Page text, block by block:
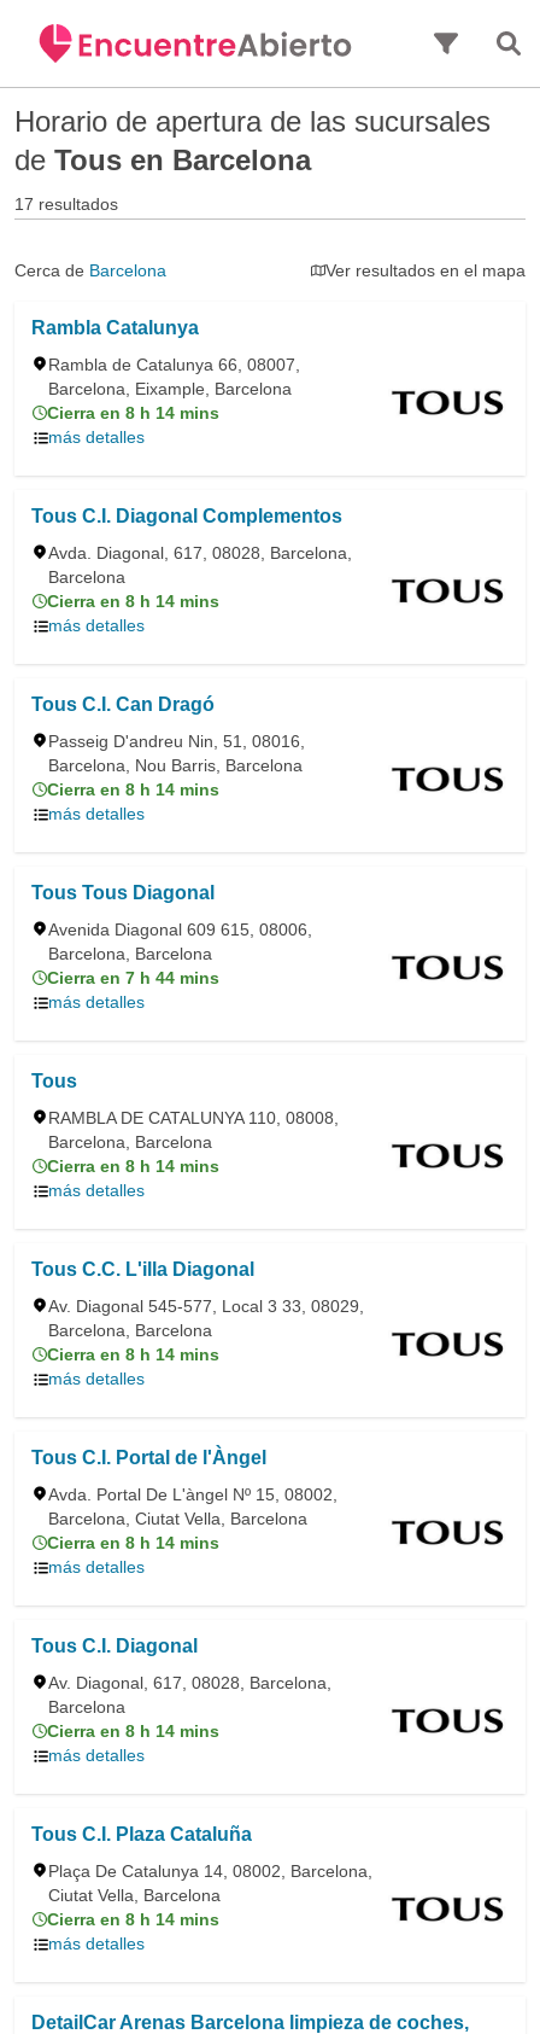
Horario de apertura de las sucursales
de Tous en Barcelona
17 resultados
Cerca de Barcelona Ver resultados en el mapa
Rambla Catalunya
Rambla de Catalunya 66, 08007,
Barcelona, Eixample, Barcelona
Cierra en 8 h 14 mins
más detalles
Tous C.I. Diagonal Complementos
Avda. Diagonal, 617, 08028, Barcelona,
Barcelona
Cierra en 8 h 14 mins
más detalles
Tous C.I. Can Dragó
Passeig D'andreu Nin, 51, 08016,
Barcelona, Nou Barris, Barcelona
Cierra en 8 h 14 mins
más detalles
Tous Tous Diagonal
Avenida Diagonal 609 615, 08006,
Barcelona, Barcelona
Cierra en 7 h 44 mins
más detalles
Tous
RAMBLA DE CATALUNYA 110, 08008,
Barcelona, Barcelona
Cierra en 8 h 14 mins
más detalles
Tous C.C. L'illa Diagonal
Av. Diagonal 545-577, Local 3 33, 08029,
Barcelona, Barcelona
Cierra en 8 h 14 mins
más detalles
Tous C.I. Portal de l'Àngel
Avda. Portal De L'àngel Nº 15, 08002,
Barcelona, Ciutat Vella, Barcelona
Cierra en 8 h 14 mins
más detalles
Tous C.I. Diagonal
Av. Diagonal, 617, 08028, Barcelona,
Barcelona
Cierra en 8 h 14 mins
más detalles
Tous C.I. Plaza Cataluña
Plaça De Catalunya 14, 08002, Barcelona,
Ciutat Vella, Barcelona
Cierra en 8 h 14 mins
más detalles
DetailCar Arenas Barcelona limpieza de coches,